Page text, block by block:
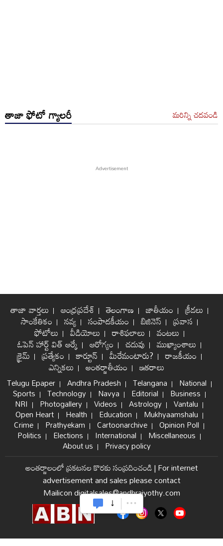
తాజా ఫోటో గ్యాలరీ మరిన్ని చదవండి
తాజా వార్తలు ఆంధ్రప్రదేశ్ తెలంగాణ జాతీయం క్రీడలు
సాంకేతికం నవ్య సంపాదకీయం బిజినెస్ ప్రవాస
ఫోటోలు వీడియోలు రాశిఫలాలు వంటలు
ఓపెన్ హార్ట్ విత్ ఆర్కే ఆరోగ్యం చదువు ముఖ్యాంశాలు
క్రైమ్ ప్రత్యేకం కార్టూన్ మీరేమంటారు? రాజకీయం
ఎన్నికలు అంతర్జాతీయం ఇతరాలు
Telugu Epaper Andhra Pradesh Telangana National
Sports Technology Navya Editorial Business
NRI Photogallery Videos Astrology Vantalu
Open Heart Health Education Mukhyaamshalu
Crime Prathyekam Cartoonarchive Opinion Poll
Politics Elections International Miscellaneous
About us Privacy policy
అంతర్జాలంలో ప్రకటనల కొరకు సంప్రదించండి|For internet
advertisement and sales please contact
Mailicon digitalsales@andhrajyothy.com